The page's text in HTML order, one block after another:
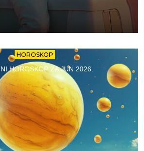
HOROSKOP
HOROSKOP ZA JUN 2026.